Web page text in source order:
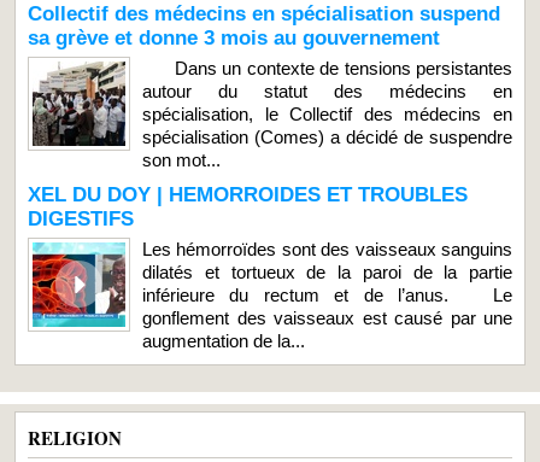
Collectif des médecins en spécialisation suspend
sa grève et donne 3 mois au gouvernement
Dans un contexte de tensions persistantes
autour du statut des médecins en
spécialisation, le Collectif des médecins en
spécialisation (Comes) a décidé de suspendre
son mot...
XEL DU DOY | HEMORROIDES ET TROUBLES
DIGESTIFS
Les hémorroïdes sont des vaisseaux sanguins
dilatés et tortueux de la paroi de la partie
inférieure du rectum et de l’anus. Le
gonflement des vaisseaux est causé par une
augmentation de la...
RELIGION